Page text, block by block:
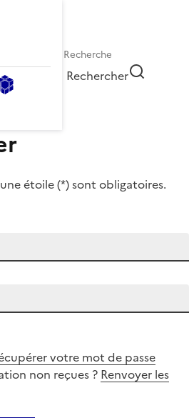
Rechercher
étoile (*) sont obligatoires.
votre mot de passe
non reçues ? Renvoyer les